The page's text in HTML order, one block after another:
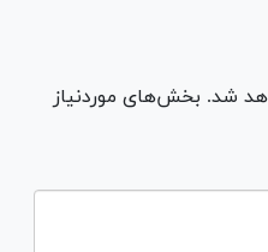
شد. بخش‌های موردنیاز